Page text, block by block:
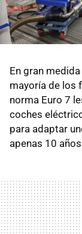
En gran
mayoría de los
norma Euro 7
coches
para adaptar
apenas 10